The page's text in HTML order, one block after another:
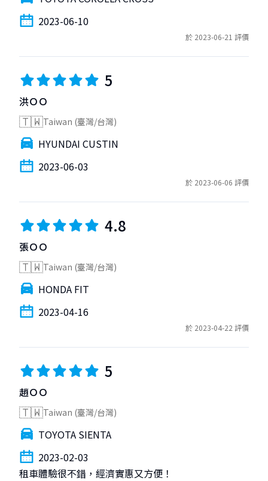
2023-06-10
於 2023-06-21 評價
5
洪ＯＯ
🇹🇼Taiwan (臺灣/台灣)
HYUNDAI CUSTIN
2023-06-03
於 2023-06-06 評價
4.8
張ＯＯ
🇹🇼Taiwan (臺灣/台灣)
HONDA FIT
2023-04-16
於 2023-04-22 評價
5
趙ＯＯ
🇹🇼Taiwan (臺灣/台灣)
TOYOTA SIENTA
2023-02-03
租車體驗很不錯，經濟實惠又方便！